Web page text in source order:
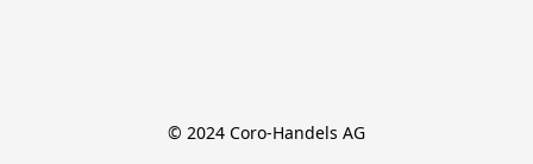
© 2024 Coro-Handels AG